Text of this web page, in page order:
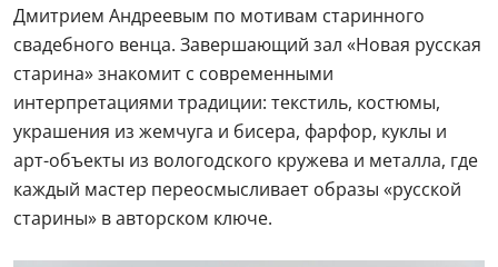
Дмитрием Андреевым по мотивам старинного
свадебного венца. Завершающий зал «Новая русская
старина» знакомит с современными
интерпретациями традиции: текстиль, костюмы,
украшения из жемчуга и бисера, фарфор, куклы и
арт-объекты из вологодского кружева и металла, где
каждый мастер переосмысливает образы «русской
старины» в авторском ключе.